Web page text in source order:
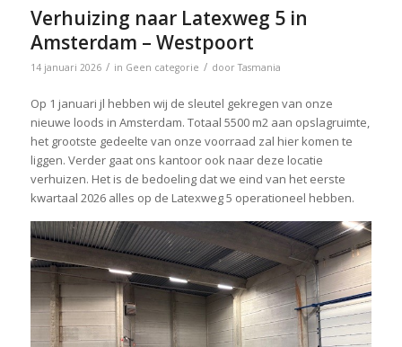
Verhuizing naar Latexweg 5 in
Amsterdam – Westpoort
14 januari 2026 / in Geen categorie / doorTasmania
Op 1 januari jl hebben wij de sleutel gekregen van onze
nieuwe loods in Amsterdam. Totaal 5500 m2 aan opslagruimte,
het grootste gedeelte van onze voorraad zal hier komen te
liggen. Verder gaat ons kantoor ook naar deze locatie
verhuizen. Het is de bedoeling dat we eind van het eerste
kwartaal 2026 alles op de Latexweg 5 operationeel hebben.